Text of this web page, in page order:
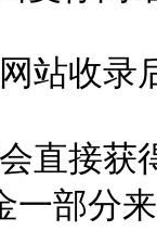
站收录
会直接
部分来